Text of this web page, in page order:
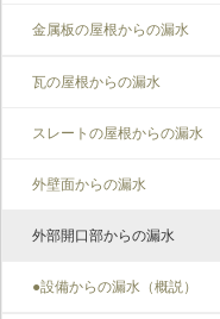
金属板の屋根からの漏水
瓦の屋根からの漏水
スレートの屋根からの漏水
外壁面からの漏水
外部開口部からの漏水
●設備からの漏水（概説）